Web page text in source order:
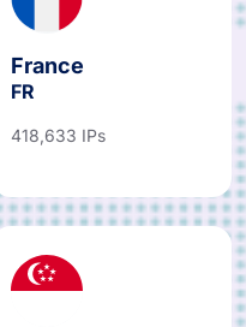
France
FR
418,633 IPs